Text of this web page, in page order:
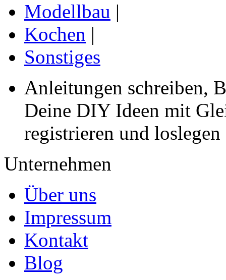
Modellbau |
Kochen |
Sonstiges
Anleitungen schreiben,
Deine DIY Ideen mit
registrieren und loslegen
Unternehmen
Über uns
Impressum
Kontakt
Blog